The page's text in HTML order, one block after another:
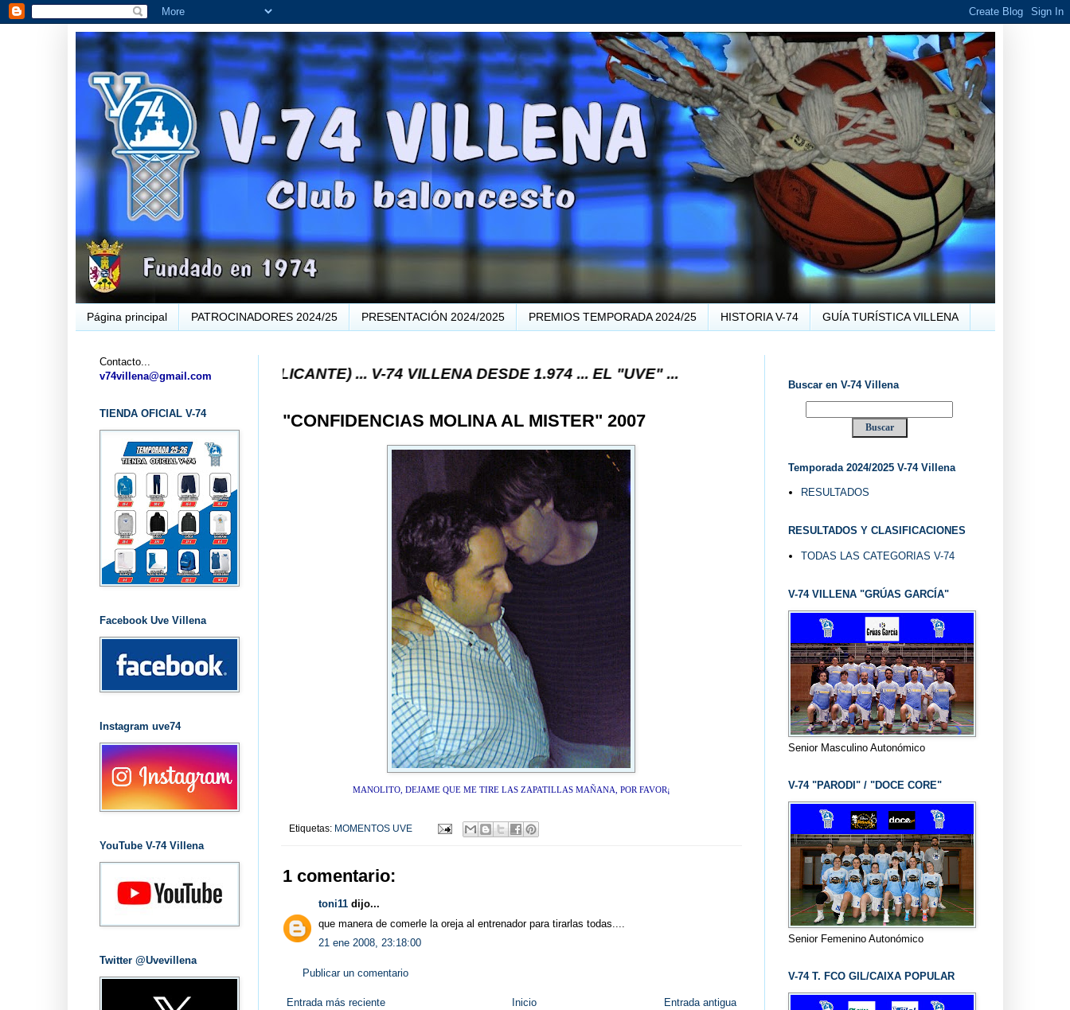
Página principal PATROCINADORES 2024/25 PRESENTACIÓN 2024/2025 PREMIOS TEMPORADA 2024/25 HISTORIA V-74 GUÍA TURÍSTICA VILLENA
V-74 VILLENA (ALICANTE) ... V-74 VILLENA DESDE 1.974 ... EL "UVE" ...
"CONFIDENCIAS MOLINA AL MISTER" 2007
MANOLITO, DEJAME QUE ME TIRE LAS ZAPATILLAS MAÑANA, POR FAVOR¡
Etiquetas: MOMENTOS UVE
1 comentario:
toni11dijo...
que manera de comerle la oreja al entrenador para tirarlas todas....
21 ene 2008, 23:18:00
Publicar un comentario
Entrada más reciente Entrada antigua
Inicio
Contacto...
v74villena@gmail.com
TIENDA OFICIAL V-74
Facebook Uve Villena
Instagram uve74
YouTube V-74 Villena
Twitter @Uvevillena
Buscar en V-74 Villena
Temporada 2024/2025 V-74 Villena
RESULTADOS
RESULTADOS Y CLASIFICACIONES
TODAS LAS CATEGORIAS V-74
V-74 VILLENA "GRÚAS GARCÍA"
Senior Masculino Autonómico
V-74 "PARODI" / "DOCE CORE"
Senior Femenino Autonómico
V-74 T. FCO GIL/CAIXA POPULAR